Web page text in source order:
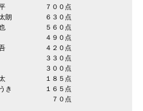
康平 ７００点
太朗 ６３０点
拓也 ５６０点
碧 ４９０点
健吾 ４２０点
樹 ３３０点
淳 ３００点
良太 １８５点
うき １６５点
口 航 ７０点